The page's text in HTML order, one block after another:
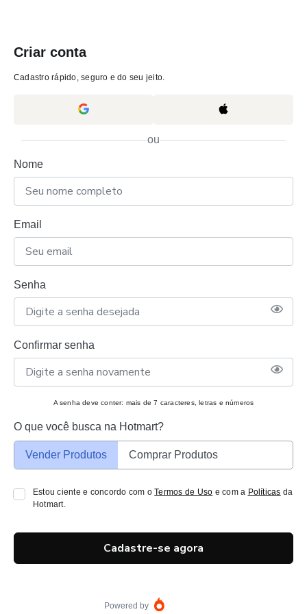
Criar conta
Cadastro rápido, seguro e do seu jeito.
ou
Nome
Email
Senha
Confirmar senha
A senha deve conter: mais de 7 caracteres, letras e números
O que você busca na Hotmart?
Vender Produtos Comprar Produtos
Estou ciente e concordo com oTermos de Uso e com a Políticas da
Hotmart.
Cadastre-se agora
Powered by